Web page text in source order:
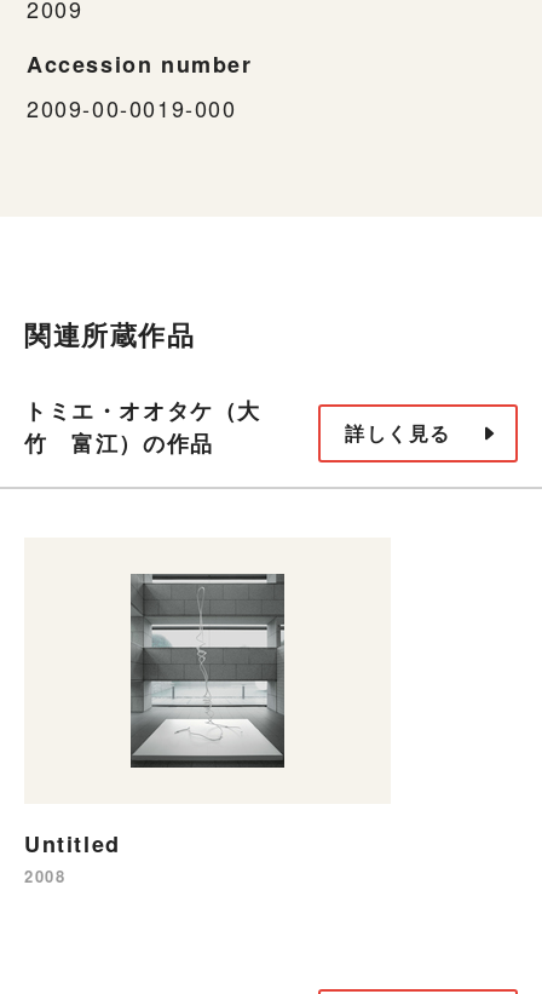
2009
Accession number
2009-00-0019-000
関連所蔵作品
トミエ・オオタケ（大
竹 富江）の作品
詳しく見る
Untitled
2008